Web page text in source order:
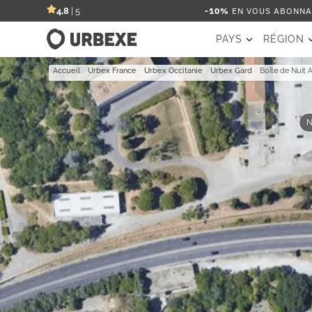
4,8 | 5 -10% EN VOUS
PAYS RÉGION
Accueil -Urbex France -Urbex Occitanie -Urbex Gard - Boîte de Nuit